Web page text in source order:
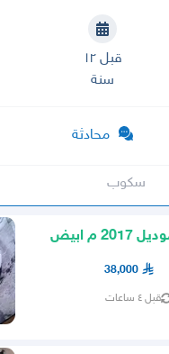
قبل ١٢
سنة
محادثة
سكوب
مازدا ونيت غمارتين موديل 2017 م ابيض
38,000
قبل ٤ ساعات